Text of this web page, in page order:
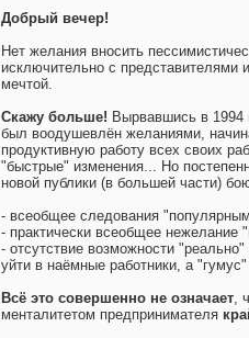
Добрый вечер!
Нет желания вносить
исключительно с представителями
мечтой.
Скажу больше! Вырвавшись в 1994
был воодушевлён желаниями,
продуктивную работу всех своих
"быстрые" изменения... Но
новой публики (в большей части)
- всеобщее следования
- практически всеобщее нежелание
- отсутствие возможности
уйти в наёмные работники, а
Всё это совершенно не означает,
менталитетом предпринимателя